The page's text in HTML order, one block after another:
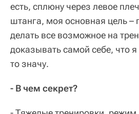
есть, сплюну через левое
штанга, моя основная цель –
делать все возможное на
доказывать самой себе, что
то значу.
- В чем секрет?